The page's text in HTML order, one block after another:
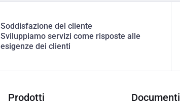
Soddisfazione del cliente
Sviluppiamo servizi come risposte alle
esigenze dei clienti
Prodotti Documenti